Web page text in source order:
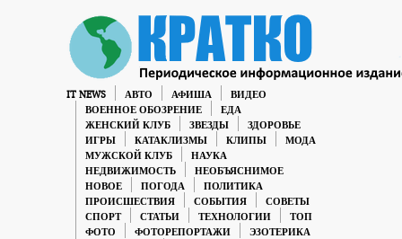
IT NEWS АВТО АФИША
ВИДЕО
ВОЕННОЕ ОБОЗРЕНИЕ
ЕДА
ЖЕНСКИЙ КЛУБ
ЗВЕЗДЫ
ЗДОРОВЬЕ
ИГРЫ
КАТАКЛИЗМЫ КЛИПЫ
МОДА
МУЖСКОЙ КЛУБ
НАУКА
НЕДВИЖИМОСТЬ
НЕОБЪЯСНИМОЕ
НОВОЕ
ПОГОДА
ПОЛИТИКА
ПРОИСШЕСТВИЯ
СОБЫТИЯ
СОВЕТЫ
СПОРТ
СТАТЬИ ТЕХНОЛОГИИ
ТОП
ФОТО
ФОТОРЕПОРТАЖИ
ЭЗОТЕРИКА